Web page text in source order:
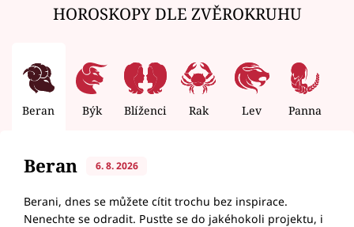
HOROSKOPY DLE ZVĚROKRUHU
Beran Býk Blíženci Rak Lev Panna
Beran 6. 8. 2026
Berani, dnes se můžete cítit trochu bez inspirace.
Nenechte se odradit. Pusťte se do jakéhokoli projektu, i